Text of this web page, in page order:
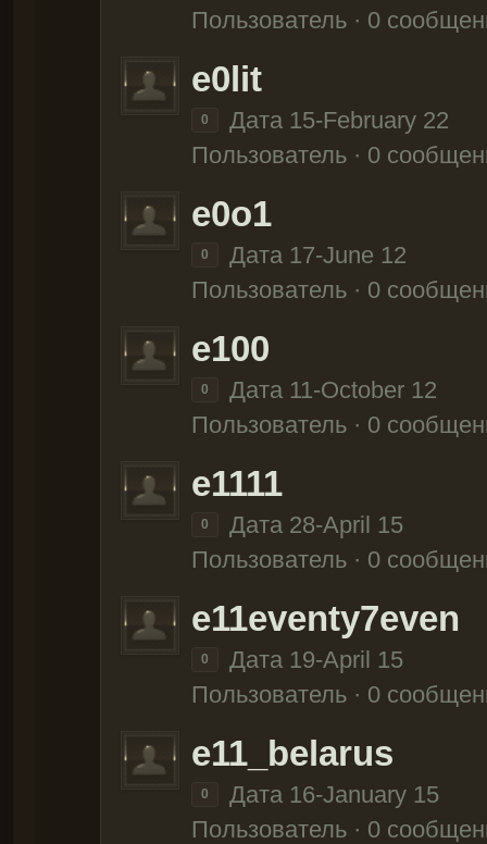
Пользователь · 0
e0lit
0
Дата 15-February 22
Пользователь · 0
e0o1
0
Дата 17-June 12
Пользователь · 0
e100
0
Дата 11-October 12
Пользователь · 0
e1111
0
Дата 28-April 15
Пользователь · 0
e11eventy7even
0
Дата 19-April 15
Пользователь · 0
e11_belarus
0
Дата 16-January 15
Пользователь · 0